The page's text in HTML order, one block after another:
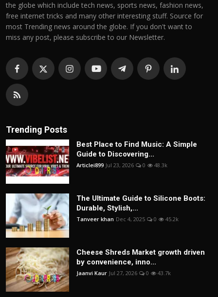
the globe which include tech news, sports news, fashion news,
free internet tricks and many other interesting stuff. Source for
most Trending news around the globe. If you don't want to
miss any post, please subscribe to our Newsletter.
Trending Posts
Best Place to Find Music: A Simple
Guide to Discovering...
Articlei899 Jul 23, 2026 0 48.3k
The Ultimate Guide to Silicone Boots:
Durable, Stylish,...
Tanveer khan Dec 4, 2025 0 45.2k
Cheese Shreds Market growth driven
by convenience, inno...
Jaanvi Kaur Jul 27, 2026 0 43.7k